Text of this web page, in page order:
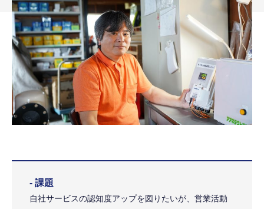
- 課題
自社サービスの認知度アップを図りたいが、営業活動